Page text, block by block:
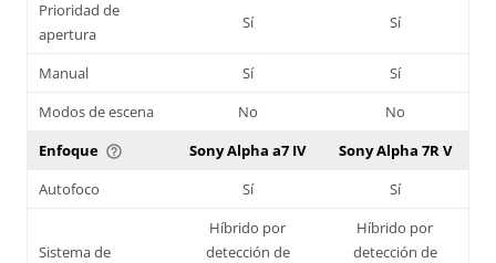
Prioridad de
apertura
Sí Sí
Manual Sí
Sí
Modos de escena
No
No
Enfoque help_outline Sony Alpha a7 IV
Sony Alpha 7R V
Autofoco
Sí Sí
Sistema de
Híbrido por
detección de
Híbrido por
detección de